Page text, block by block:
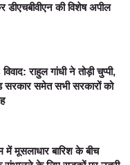
डीएचबीवीएन की विशेष अपील
राहुल गांधी ने तोड़ी चुप्पी,
सरकार समेत सभी सरकारों को
में मूसलाधार बारिश के बीच